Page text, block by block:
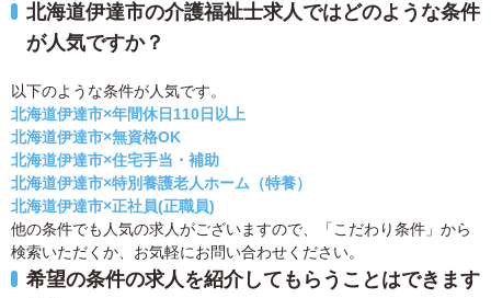
北海道伊達市の介護福祉士求人ではどのような条件
が人気ですか？
以下のような条件が人気です。
北海道伊達市×年間休日110日以上
北海道伊達市×無資格OK
北海道伊達市×住宅手当・補助
北海道伊達市×特別養護老人ホーム（特養）
北海道伊達市×正社員(正職員)
他の条件でも人気の求人がございますので、「こだわり条件」から
検索いただくか、お気軽にお問い合わせください。
希望の条件の求人を紹介してもらうことはできます